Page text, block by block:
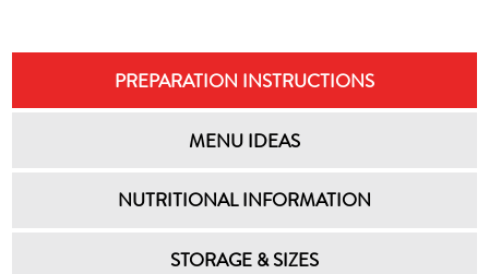
PREPARATION INSTRUCTIONS
MENU IDEAS
NUTRITIONAL INFORMATION
STORAGE & SIZES